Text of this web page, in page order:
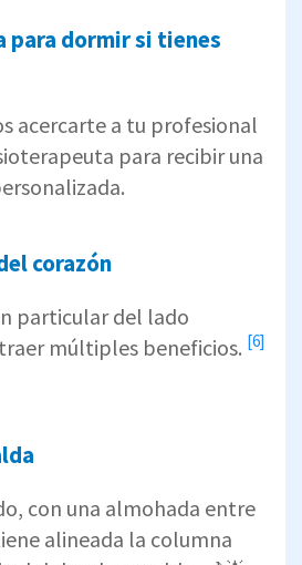
para dormir si tienes
acercarte a tu profesional
para recibir una
corazón
particular del lado
múltiples beneficios. [6]
con una almohada entre
alineada la columna